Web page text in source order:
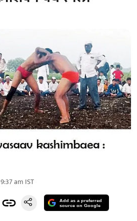
am IST
Add as a preferred
source on Google